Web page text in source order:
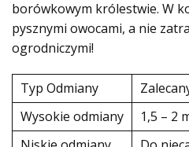
borówkowym królestwie. W
pysznymi owocami, a nie
ogrodniczymi!
Typ Odmiany
Wysokie odmiany
1,5 – 2